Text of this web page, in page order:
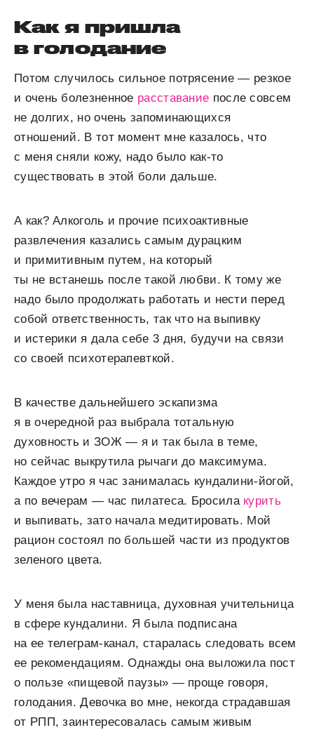
Как я пришла
в голодание
Потом случилось сильное потрясение — резкое
и очень болезненное расставание после совсем
не долгих, но очень запоминающихся
отношений. В тот момент мне казалось, что
с меня сняли кожу, надо было как-то
существовать в этой боли дальше.
А как? Алкоголь и прочие психоактивные
развлечения казались самым дурацким
и примитивным путем, на который
ты не встанешь после такой любви. К тому же
надо было продолжать работать и нести перед
собой ответственность, так что на выпивку
и истерики я дала себе 3 дня, будучи на связи
со своей психотерапевткой.
В качестве дальнейшего эскапизма
я в очередной раз выбрала тотальную
духовность и ЗОЖ — я и так была в теме,
но сейчас выкрутила рычаги до максимума.
Каждое утро я час занималась кундалини-йогой,
а по вечерам — час пилатеса. Бросила курить
и выпивать, зато начала медитировать. Мой
рацион состоял по большей части из продуктов
зеленого цвета.
У меня была наставница, духовная учительница
в сфере кундалини. Я была подписана
на ее телеграм-канал, старалась следовать всем
ее рекомендациям. Однажды она выложила пост
о пользе «пищевой паузы» — проще говоря,
голодания. Девочка во мне, некогда страдавшая
от РПП, заинтересовалась самым живым